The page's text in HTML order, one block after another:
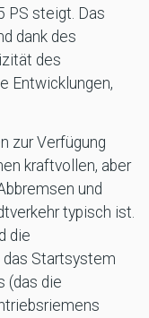
PS steigt. Das
dank des
des
Entwicklungen,
zur Verfügung
kraftvollen, aber
und
typisch ist.
die
das Startsystem
(das die